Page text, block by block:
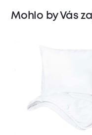
Mohlo by Vás